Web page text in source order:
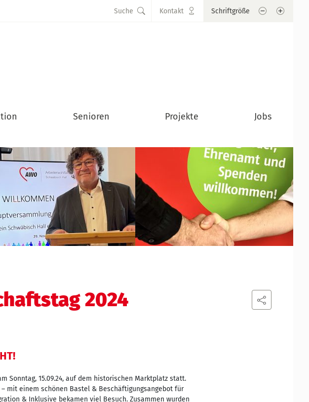
Suche Kontakt Schriftgröße SchriftSchrift
Senioren Projekte Jobs
2024
Sonntag, 15.09.24, auf dem historischen Marktplatz statt.
mit einem schönen Bastel & Beschäftigungsangebot für
& Inklusive bekamen viel Besuch. Zusammen wurden